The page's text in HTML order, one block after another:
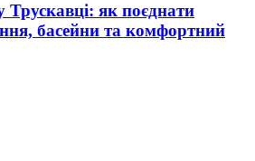
як поєднати
басейни та комфортний